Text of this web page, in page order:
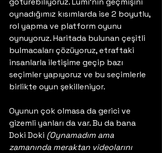
oynadığımız kısımlarda ise 2 boyutlu,
rol yapma ve platform oyunu
oynuyoruz. Haritada bulunan çeşitli
bulmacaları çözüyoruz, etraftaki
insanlarla iletişime geçip bazı
seçimler yapıyoruz ve bu seçimlerle
birlikte oyun şekilleniyor.
Oyunun çok olmasa da gerici ve
gizemli yanları da var. Bu da bana
Doki Doki (Oynamadım ama
zamanında meraktan videolarını